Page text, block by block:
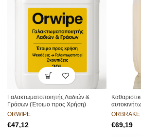
Γαλακτωματοποιητής Λαδιών &
Γράσων (Έτοιμο προς Χρήση)
ORWIPE
€
ORBRAKE
€